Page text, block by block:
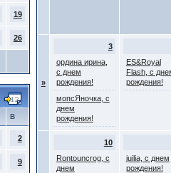
19
26
В
2
9
»
3
ордина ирина,
с днем
рождения!
мопсЯночка, с
днем
рождения!
ES&Royal
Flash, с
рождения!
10
Rontouncrog, с
днем
juilia, с днем
рождения!